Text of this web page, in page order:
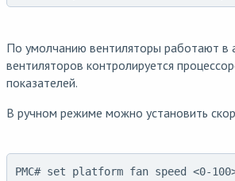
По умолчанию вентиляторы работают в
вентиляторов контролируется
показателей.
В ручном режиме можно установить
PMC# set platform fan speed <0-